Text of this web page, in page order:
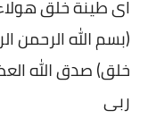
اى طينة خلق
(بسم الله الرحمن
خلق) صدق الله
ربى